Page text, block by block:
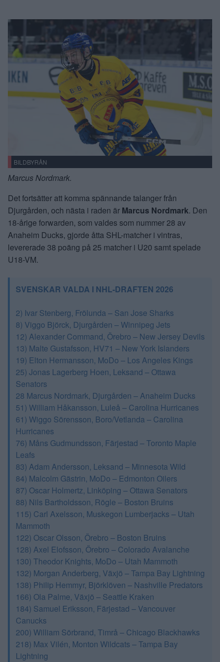
BILDBYRÅN
Marcus Nordmark.
Det fortsätter att komma spännande talanger från
Djurgården, och nästa i raden är Marcus Nordmark. Den
18-årige forwarden, som valdes som nummer 28 av
Anaheim Ducks, gjorde åtta SHL-matcher i vintras,
levererade 38 poäng på 25 matcher i U20 samt spelade
U18-VM.
SVENSKAR VALDA I NHL-DRAFTEN 2026
2) Ivar Stenberg, Frölunda – San Jose Sharks
8) Viggo Björck, Djurgården – Winnipeg Jets
12) Alexander Command, Örebro – New Jersey Devils
13) Malte Gustafsson, HV71 – New York Islanders
19) Elton Hermansson, MoDo – Los Angeles Kings
25) Jonas Lagerberg Hoen, Leksand – Ottawa
Senators
28 Marcus Nordmark, Djurgården – Anaheim Ducks
51) William Håkansson, Luleå – Carolina Hurricanes
61) Wiggo Sörensson, Boro/Vetlanda – Carolina
Hurricanes
76) Måns Gudmundsson, Färjestad – Toronto Maple
Leafs
83) Adam Andersson, Leksand – Minnesota Wild
84) Malcolm Gästrin, MoDo – Edmonton Oilers
87) Oscar Holmertz, Linköping – Ottawa Senators
88) Nils Bartholdsson, Rögle – Boston Bruins
115) Carl Axelsson, Muskegon Lumberjacks – Utah
Mammoth
122) Oscar Olsson, Örebro – Boston Bruins
128) Axel Elofsson, Örebro – Colorado Avalanche
130) Theodor Knights, MoDo – Utah Mammoth
132) Morgan Anderberg, Växjö – Tampa Bay Lightning
138) Philip Hemmyr, Björklöven – Nashville Predators
166) Ola Palme, Växjö – Seattle Kraken
184) Samuel Eriksson, Färjestad – Vancouver
Canucks
200) William Sörbrand, Timrå – Chicago Blackhawks
218) Max Vilén, Monton Wildcats – Tampa Bay
Lightning